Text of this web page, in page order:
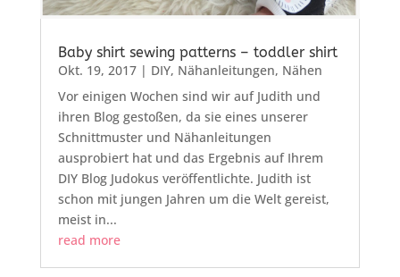
Baby shirt sewing patterns – toddler shirt
Okt. 19, 2017| DIY, Nähanleitungen, Nähen
Vor einigen Wochen sind wir auf Judith und
ihren Blog gestoßen, da sie eines unserer
Schnittmuster und Nähanleitungen
ausprobiert hat und das Ergebnis auf Ihrem
DIY Blog Judokus veröffentlichte. Judith ist
schon mit jungen Jahren um die Welt gereist,
meist in...
read more